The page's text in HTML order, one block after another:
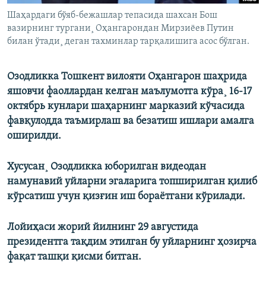
Шаҳардаги бўяб-бежашлар тепасида шахсан Бош
вазирнинг тургани¸ Оҳангарондан Мирзиëев Путин
билан ўтади¸ деган тахминлар тарқалишига асос бўлган.
Озодликка Тошкент вилояти Оҳангарон шаҳрида
яшовчи фаоллардан келган маълумотга кўра¸ 16-17
октябрь кунлари шаҳарнинг марказий кўчасида
фавқулодда таъмирлаш ва безатиш ишлари амалга
оширилди.
Хусусан¸ Озодликка юборилган видеодан
намунавий уйларни эгаларига топширилган қилиб
кўрсатиш учун қизғин иш бораëтгани кўрилади.
Лойиҳаси жорий йилнинг 29 августида
президентга тақдим этилган бу уйларнинг ҳозирча
фақат ташқи қисми битган.